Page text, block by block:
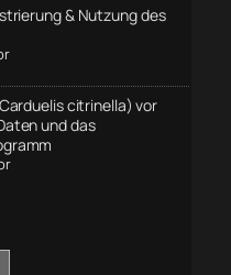
& Nutzung des
citrinella) vor
und das